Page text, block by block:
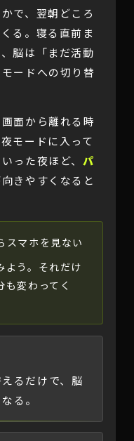
で、翌朝どころ
る。寝る直前ま
脳は「まだ活動
ードへの切り替
面から離れる時
モードに入って
った夜ほど、 パ
きやすくなると
スマホを見ない
よう。それだけ
変わってく
るだけで、脳
る。